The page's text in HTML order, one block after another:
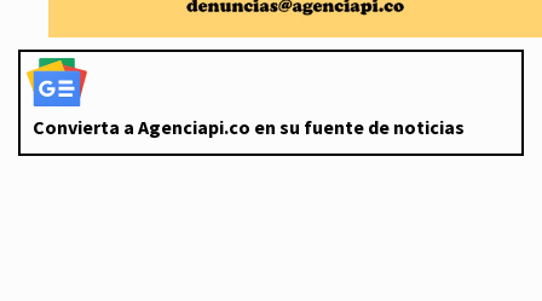
Convierta a Agenciapi.co en su fuente de noticias